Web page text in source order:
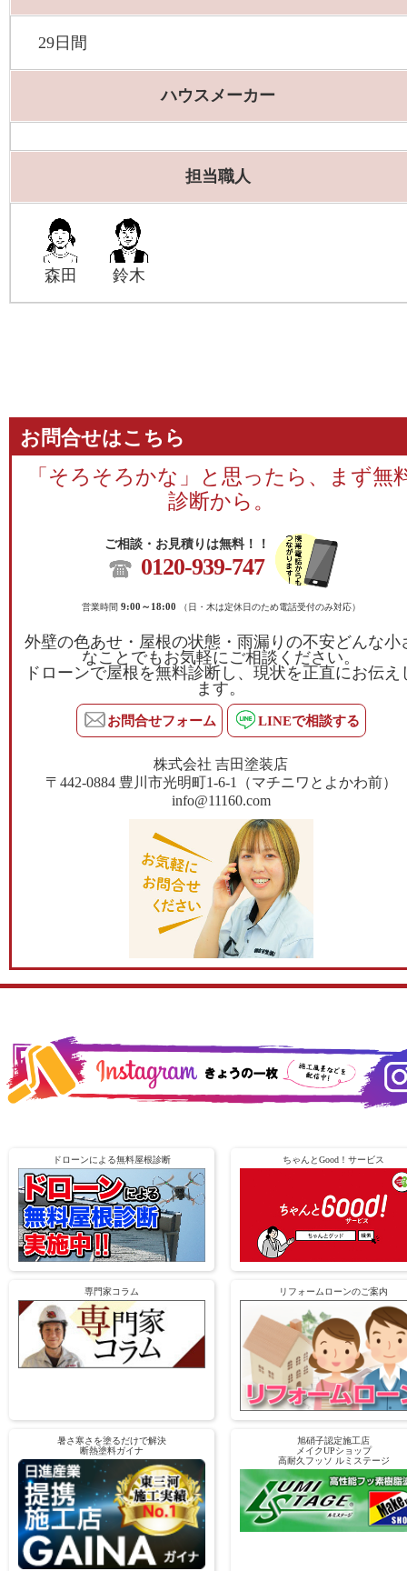
29日間
ハウスメーカー
担当職人
森田 鈴木
お問合せはこちら
「そろそろかな」と思ったら、まず無
診断から。
ご相談・お見積りは無料！！
0120-939-747
営業時間 9:00～18:00 （日・木は定休日のため電話受付のみ対応）
外壁の色あせ・屋根の状態・雨漏りの不安どんな小
なことでもお気軽にご相談ください。
ドローンで屋根を無料診断し、現状を正直にお伝え
ます。
お問合せフォーム LINEで相談する
株式会社 吉田塗装店
〒442-0884 豊川市光明町1-6-1（マチニワとよかわ前）
info@11160.com
ドローンによる無料屋根診断 ちゃんとGood！サービス
専門家コラム リフォームローンのご案内
暑さ寒さを塗るだけで解決
断熱塗料ガイナ
旭硝子認定施工店
メイクUPショップ
高耐久フッソ ルミステージ